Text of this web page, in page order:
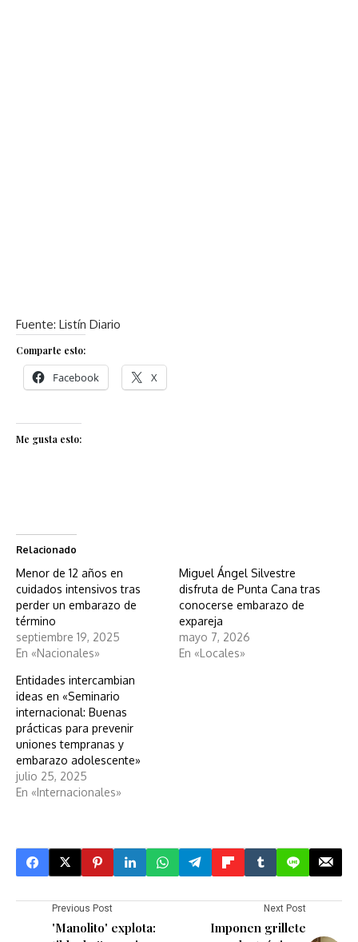
Fuente: Listín Diario
Comparte esto:
Facebook X
Me gusta esto:
Relacionado
Menor de 12 años en
cuidados intensivos tras
perder un embarazo de
término
septiembre 19, 2025
En «Nacionales»
Miguel Ángel Silvestre
disfruta de Punta Cana tras
conocerse embarazo de
expareja
mayo 7, 2026
En «Locales»
Entidades intercambian
ideas en «Seminario
internacional: Buenas
prácticas para prevenir
uniones tempranas y
embarazo adolescente»
julio 25, 2025
En «Internacionales»
Previous Post
'Manolito' explota:
Next Post
Imponen grillete